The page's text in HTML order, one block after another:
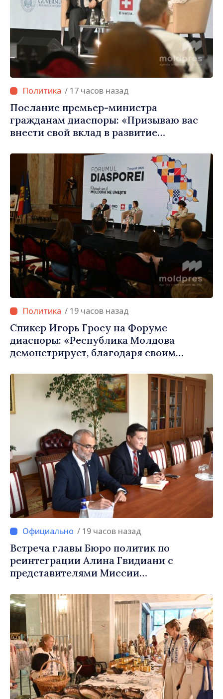
/ 17 часов назад
Послание премьер-министра
гражданам диаспоры: «Призываю вас
внести свой вклад в развитие
/ 19 часов назад
Спикер Игорь Гросу на Форуме
диаспоры: «Республика Молдова
демонстрирует, благодаря своим
заслуживает стать частью большой
европейской семьи»
/ 19 часов назад
Встреча главы Бюро политик по
реинтеграции Алина Гвидиани с
представителями Миссии
Креста в Молдове